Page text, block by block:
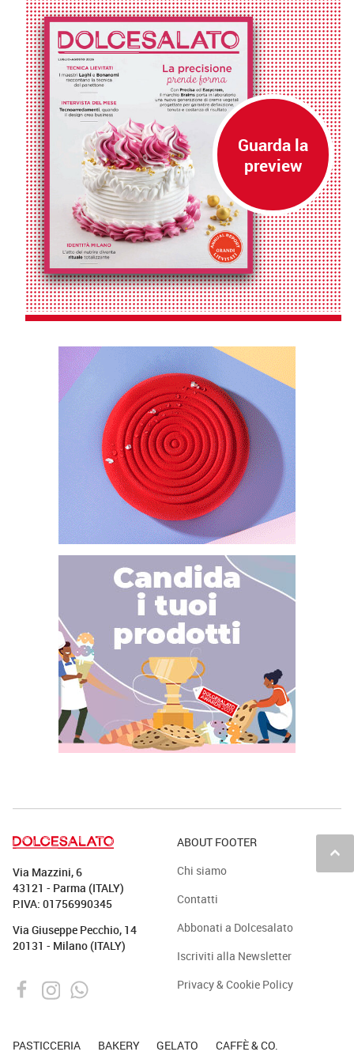
keyboard_arrow_up
Via Mazzini, 6
43121 - Parma (ITALY)
P.IVA: 01756990345
Via Giuseppe Pecchio, 14
20131 - Milano (ITALY)
ABOUT FOOTER
Chi siamo
Contatti
Abbonati a Dolcesalato
Iscriviti alla Newsletter
Privacy & Cookie Policy
PASTICCERIA BAKERY GELATO CAFFÈ & CO.